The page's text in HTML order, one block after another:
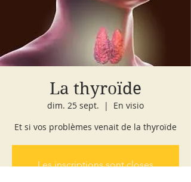
La thyroïde
dim. 25 sept.
  |
En visio
Et si vos problèmes venait de la thyroïde
Les inscriptions sont closes